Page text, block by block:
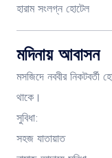
হারাম সংলগ্ন হোটেল
মদিনায় আবাসন
মসজিদে নববীর নিকটবর্তী
থাকে।
সুবিধা:
সহজ যাতায়াত